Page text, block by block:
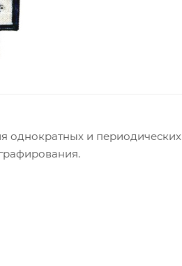
однократных и периодических